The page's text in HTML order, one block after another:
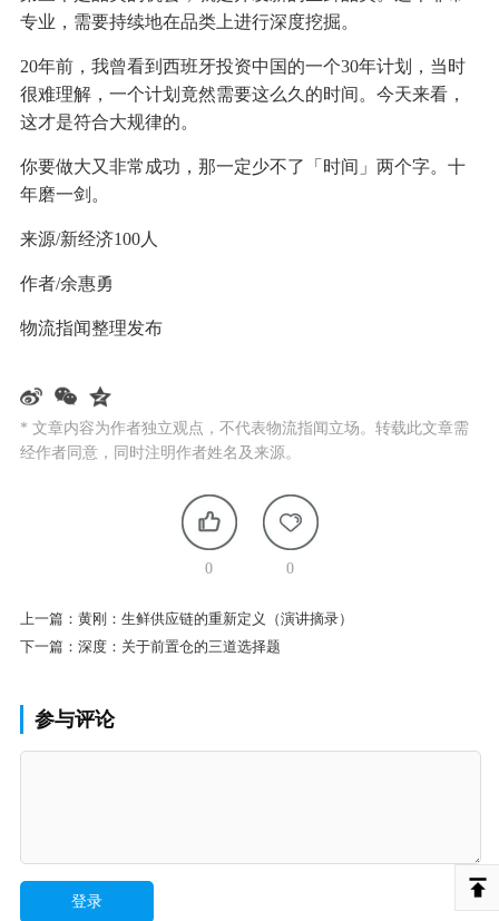
专业，需要持续地在品类上进行深度挖掘。
20年前，我曾看到西班牙投资中国的一个30年计划，当时
很难理解，一个计划竟然需要这么久的时间。今天来看，
这才是符合大规律的。
你要做大又非常成功，那一定少不了「时间」两个字。十
年磨一剑。
来源/新经济100人
作者/余惠勇
物流指闻整理发布
* 文章内容为作者独立观点，不代表物流指闻立场。转载此文章需
经作者同意，同时注明作者姓名及来源。
0 0
上一篇： 黄刚：生鲜供应链的重新定义（演讲摘录）
下一篇： 深度：关于前置仓的三道选择题
参与评论